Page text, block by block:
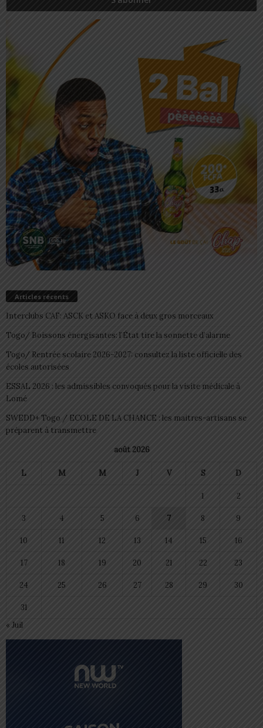
Articles récents
Interclubs CAF: ASCK et ASKO face à deux gros morceaux
Togo/ Boissons énergisantes: l’État tire la sonnette d’alarme
Togo/ Rentrée scolaire 2026-2027: consultez la liste officielle des
écoles autorisées
ESSAL 2026 : les admissibles convoqués pour la visite médicale à
Lomé
SWEDD+ Togo / ECOLE DE LA CHANCE : les maitres-artisans se
préparent à transmettre
août 2026
L M M J V S D
1 2
3 4 5 6 7 8 9
10 11 12 13 14 15 16
17 18 19 20 21 22 23
24 25 26 27 28 29 30
31
« Juil